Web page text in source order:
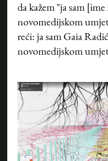
da kažem "ja sam
novomedijskom
reći: ja sam Gaia
novomedijskom